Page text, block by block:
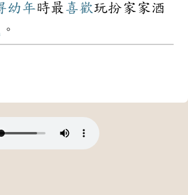
幼年時最 喜歡玩扮家家酒
。